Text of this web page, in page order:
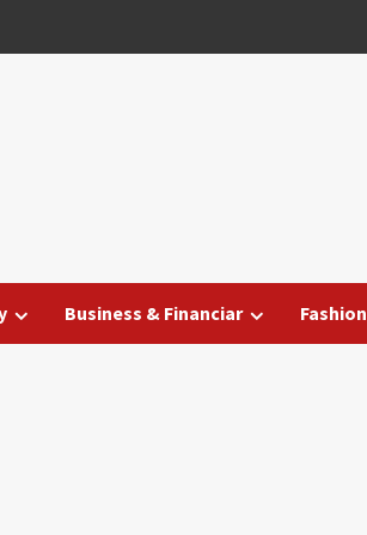
Business & Financiar Fashion